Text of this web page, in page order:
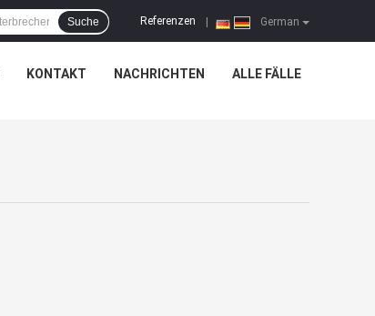
German
Referenzen
Suche
KONTAKT NACHRICHTEN ALLE FÄLLE